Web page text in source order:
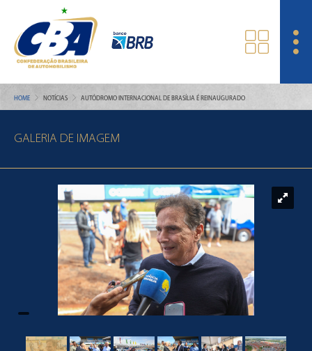
HOME NOTÍCIAS AUTÓDROMO INTERNACIONAL DE BRASÍLIA É REINAUGURADO
GALERIA DE IMAGEM